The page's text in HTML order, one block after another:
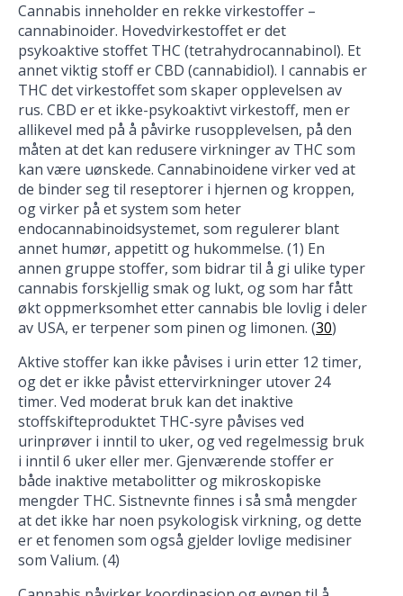
Cannabis inneholder en rekke virkestoffer –
cannabinoider. Hovedvirkestoffet er det
psykoaktive stoffet THC (tetrahydrocannabinol). Et
annet viktig stoff er CBD (cannabidiol). I cannabis er
THC det virkestoffet som skaper opplevelsen av
rus. CBD er et ikke-psykoaktivt virkestoff, men er
allikevel med på å påvirke rusopplevelsen, på den
måten at det kan redusere virkninger av THC som
kan være uønskede. Cannabinoidene virker ved at
de binder seg til reseptorer i hjernen og kroppen,
og virker på et system som heter
endocannabinoidsystemet, som regulerer blant
annet humør, appetitt og hukommelse. (1) En
annen gruppe stoffer, som bidrar til å gi ulike typer
cannabis forskjellig smak og lukt, og som har fått
økt oppmerksomhet etter cannabis ble lovlig i deler
av USA, er terpener som pinen og limonen. (30)
Aktive stoffer kan ikke påvises i urin etter 12 timer,
og det er ikke påvist ettervirkninger utover 24
timer. Ved moderat bruk kan det inaktive
stoffskifteproduktet THC-syre påvises ved
urinprøver i inntil to uker, og ved regelmessig bruk
i inntil 6 uker eller mer. Gjenværende stoffer er
både inaktive metabolitter og mikroskopiske
mengder THC. Sistnevnte finnes i så små mengder
at det ikke har noen psykologisk virkning, og dette
er et fenomen som også gjelder lovlige medisiner
som Valium. (4)